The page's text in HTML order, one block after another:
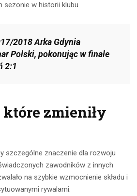
sezonie w historii klubu.
2018 Arka Gdynia
Polski, pokonując w finale
2:1
zmieniły
szczególne znaczenie dla rozwoju
zawodników z innych
na szybkie wzmocnienie składu i
rywalami.